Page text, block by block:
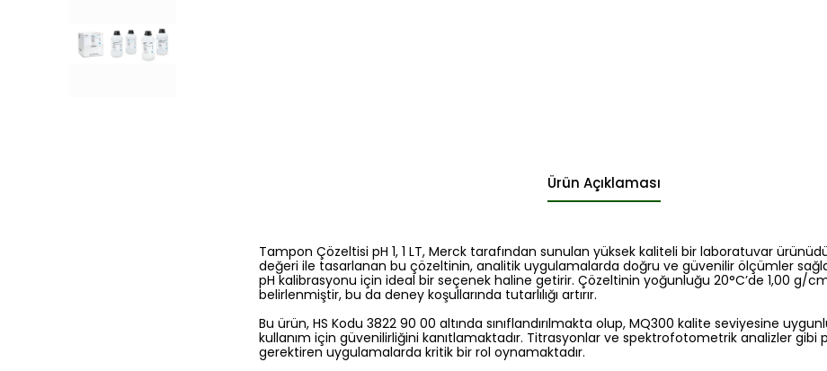
Ürün Açıklaması
Tampon Çözeltisi pH 1, 1 LT, Merck tarafından sunulan yüksek kaliteli bir laboratuvar
değeri ile tasarlanan bu çözeltinin, analitik uygulamalarda doğru ve güvenilir ölçümler
pH kalibrasyonu için ideal bir seçenek haline getirir. Çözeltinin yoğunluğu 20°C’de 1,00 g/
belirlenmiştir, bu da deney koşullarında tutarlılığı artırır.
Bu ürün, HS Kodu 3822 90 00 altında sınıflandırılmakta olup, MQ300 kalite seviyesine
kullanım için güvenilirliğini kanıtlamaktadır. Titrasyonlar ve spektrofotometrik analizler gibi
gerektiren uygulamalarda kritik bir rol oynamaktadır.